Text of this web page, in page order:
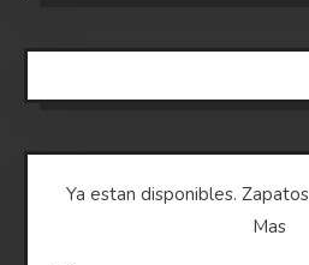
Ya estan disponibles.
Mas